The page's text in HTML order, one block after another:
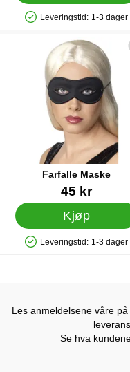
Produkttilgjengelighet: På
Leveringstid: 1-3 dager
Farfalle Maske
Varenummer 1117
45 kr
Kjøp
Produkttilgjengelighet: På
Leveringstid: 1-3 dager
Merk farfalle
Les anmeldelsene våre
Se hva